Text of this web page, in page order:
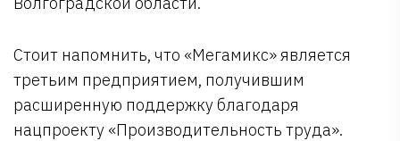
Стоит напомнить, что «Мегамикс» является
третьим предприятием, получившим
расширенную поддержку благодаря
нацпроекту «Производительность труда».